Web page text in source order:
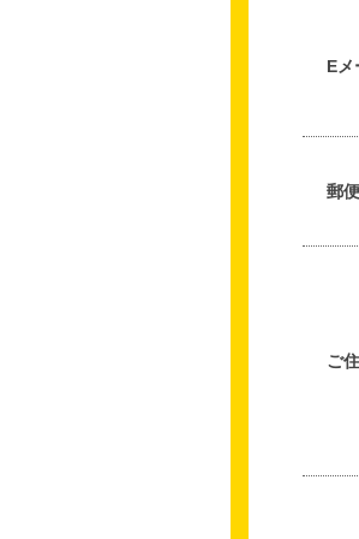
Eメ
郵
ご